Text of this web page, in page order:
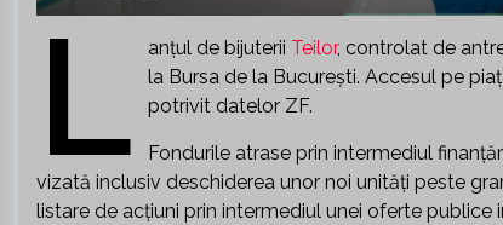
L anţul de bijuterii Teilor, controlat de
la Bursa de la Bucureşti. Accesul pe
potrivit datelor ZF.
Fondurile atrase prin intermediul
vizată inclusiv deschiderea unor noi unităţi peste
listare de acţiuni prin intermediul unei oferte publice